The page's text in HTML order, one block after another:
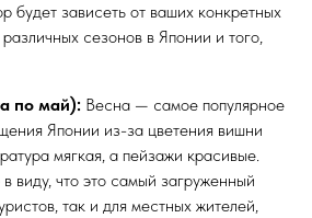
будет зависеть от ваших конкретных
сезонов в Японии и того,
по май): Весна — самое популярное
Японии из-за цветения вишни
мягкая, а пейзажи красивые.
виду, что это самый загруженный
так и для местных жителей,